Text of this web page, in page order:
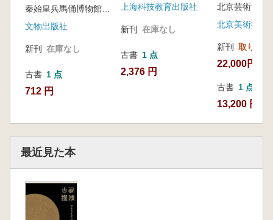
秦始皇兵馬俑博物館 編
文物出版社
新刊 在庫なし
古書 1 点
712 円
上海科技教育出版社
新刊 在庫なし
古書 1 点
2,376 円
北京美術撮影
新刊 取り寄せ
22,000円
古書 1 点
13,200 円
最近見た本